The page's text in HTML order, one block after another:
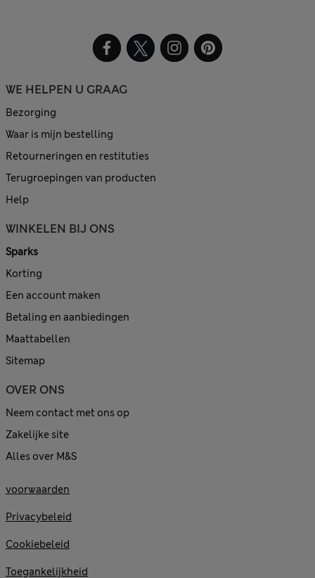
WE HELPEN U GRAAG
Bezorging
Waar is mijn bestelling
Retourneringen en restituties
Terugroepingen van producten
Help
WINKELEN BIJ ONS
Sparks
Korting
Een account maken
Betaling en aanbiedingen
Maattabellen
Sitemap
OVER ONS
Neem contact met ons op
Zakelijke site
Alles over M&S
voorwaarden
Privacybeleid
Cookiebeleid
Toegankelijkheid